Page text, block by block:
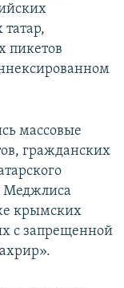
пикетов
массовые
гражданских
Меджлиса
крымских
с запрещенной